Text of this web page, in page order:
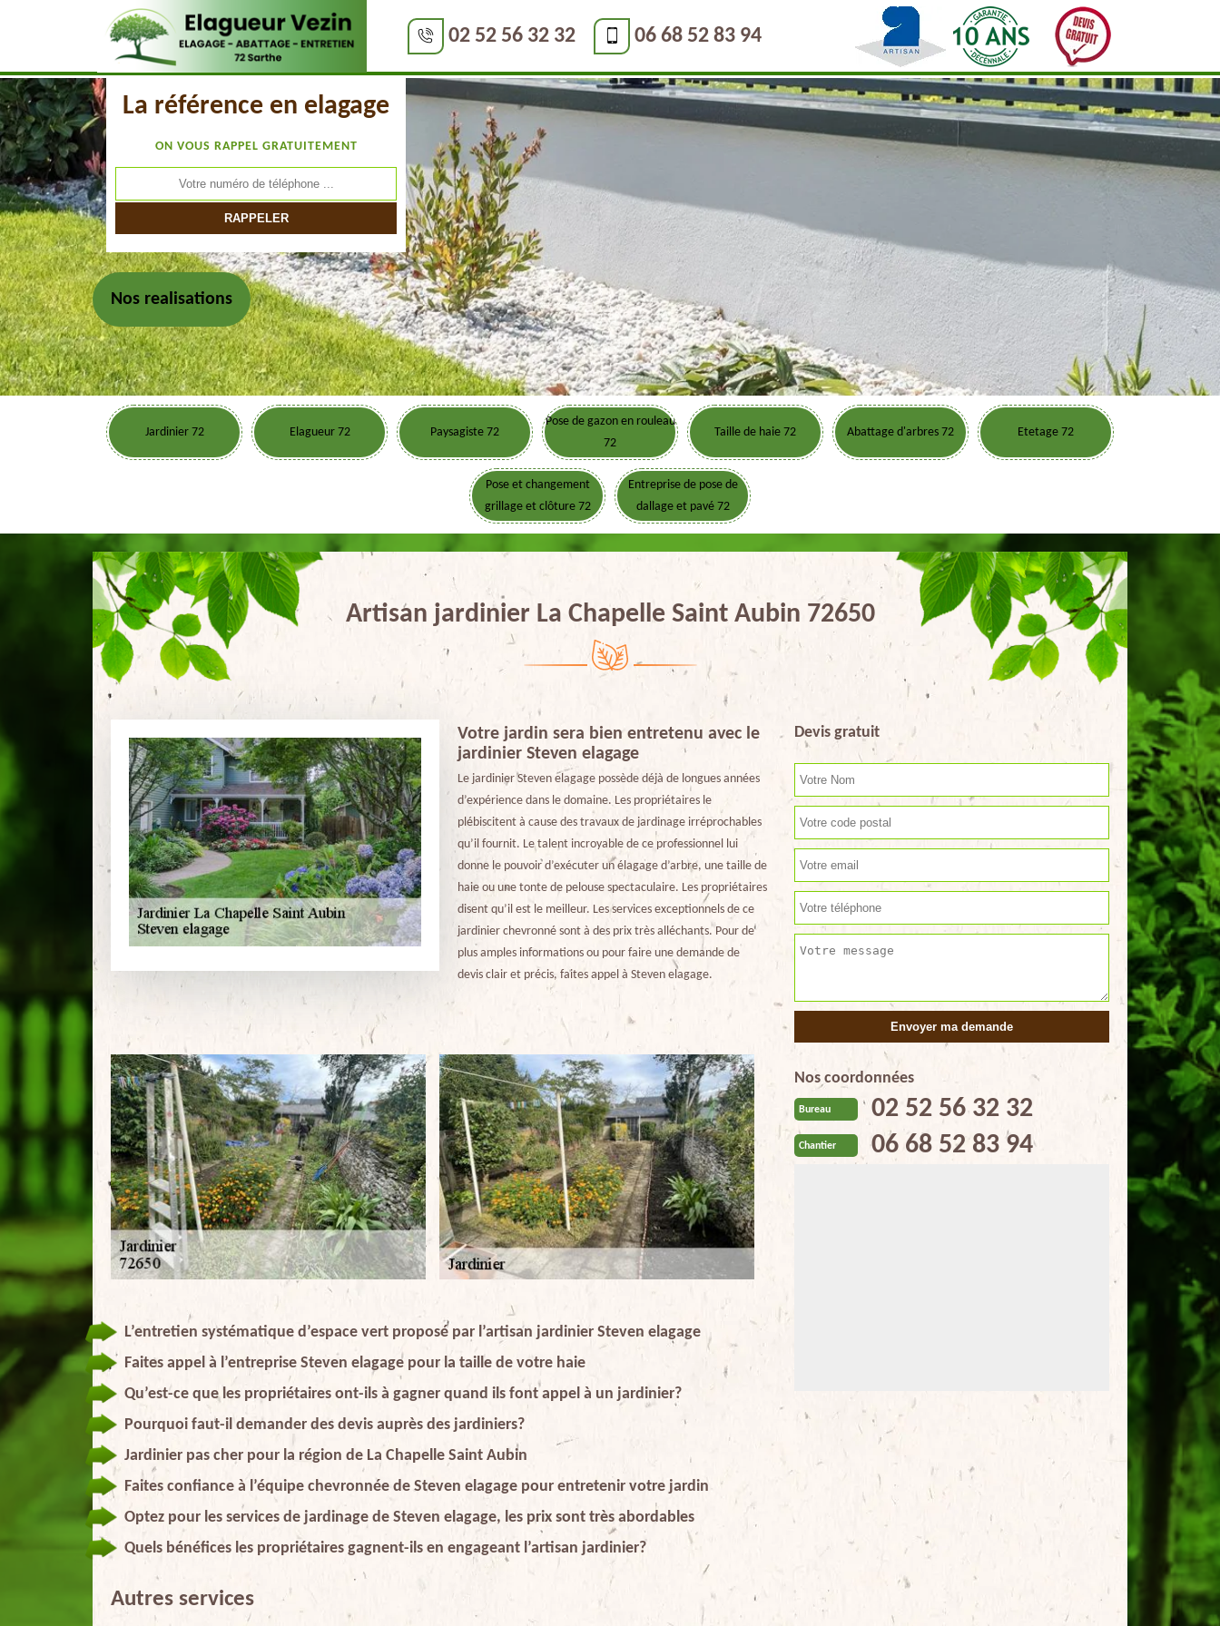
02 52 56 32 32 06 68 52 83 94
La référence en elagage
ON VOUS RAPPEL GRATUITEMENT
Nos realisations
Jardinier 72 Elagueur 72 Paysagiste 72
Pose de gazon en rouleau
72
Taille de haie 72 Abattage d'arbres 72 Etetage 72
Pose et changement
grillage et clôture 72
Entreprise de pose de
dallage et pavé 72
Artisan jardinier La Chapelle Saint Aubin 72650
Votre jardin sera bien entretenu avec le
jardinier Steven elagage
Le jardinier Steven elagage possède déjà de longues années
d’expérience dans le domaine. Les propriétaires le
plébiscitent à cause des travaux de jardinage irréprochables
qu’il fournit. Le talent incroyable de ce professionnel lui
donne le pouvoir d’exécuter un élagage d’arbre, une taille de
haie ou une tonte de pelouse spectaculaire. Les propriétaires
disent qu’il est le meilleur. Les services exceptionnels de ce
jardinier chevronné sont à des prix très alléchants. Pour de
plus amples informations ou pour faire une demande de
devis clair et précis, faites appel à Steven elagage.
L’entretien systématique d’espace vert proposé par l’artisan jardinier Steven elagage
Faites appel à l’entreprise Steven elagage pour la taille de votre haie
Qu’est-ce que les propriétaires ont-ils à gagner quand ils font appel à un jardinier?
Pourquoi faut-il demander des devis auprès des jardiniers?
Jardinier pas cher pour la région de La Chapelle Saint Aubin
Faites confiance à l’équipe chevronnée de Steven elagage pour entretenir votre jardin
Optez pour les services de jardinage de Steven elagage, les prix sont très abordables
Quels bénéfices les propriétaires gagnent-ils en engageant l’artisan jardinier?
Devis gratuit
Nos coordonnées
Bureau 02 52 56 32 32
Chantier 06 68 52 83 94
Autres services